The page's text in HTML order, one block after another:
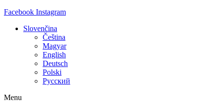
Facebook Instagram
Slovenčina
Čeština
Magyar
English
Deutsch
Polski
Русский
Menu